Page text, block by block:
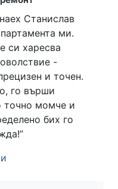
Станислав
ми.
си харесва
-
и точен.
го върши
точно момче и
бих го